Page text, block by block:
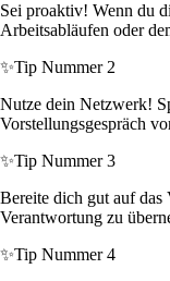
Sei proaktiv! Wenn du
Arbeitsabläufen oder
✨Tip Nummer 2
Nutze dein Netzwerk!
Vorstellungsgespräch
✨Tip Nummer 3
Bereite dich gut auf das
Verantwortung zu
✨Tip Nummer 4